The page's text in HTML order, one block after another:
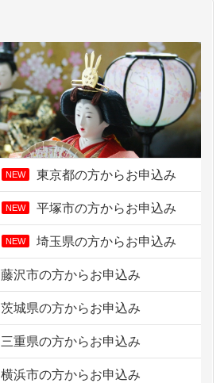
NEW 東京都の方からお申込み
NEW 平塚市の方からお申込み
NEW 埼玉県の方からお申込み
藤沢市の方からお申込み
茨城県の方からお申込み
三重県の方からお申込み
横浜市の方からお申込み